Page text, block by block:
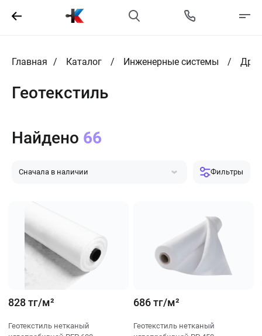
Главная Каталог Инженерные системы
Геотекстиль
Сначала в наличии
Фильтры
Найдено 66
828 тг/м²
Геотекстиль нетканый
686 тг/м²
Геотекстиль нетканый